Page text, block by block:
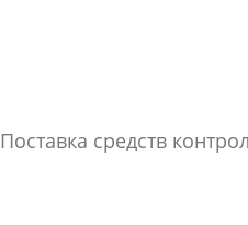
Поставка средств